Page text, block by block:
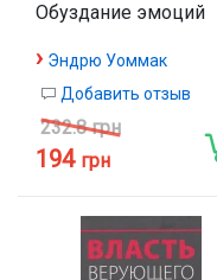
Обуздание эмоций
› Эндрю Уоммак
Добавить отзыв
232.8 грн
194 грн